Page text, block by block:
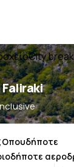
City break